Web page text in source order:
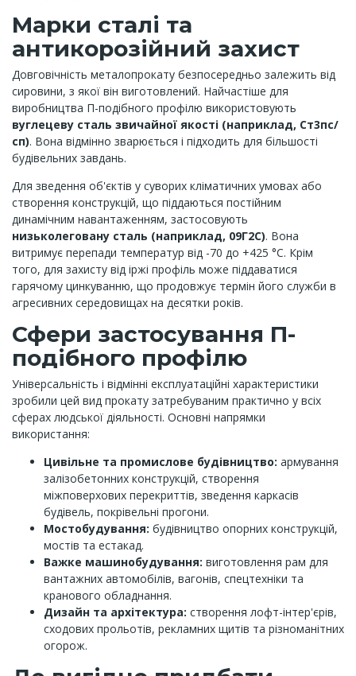
Марки сталі та
антикорозійний захист
Довговічність металопрокату безпосередньо залежить від
сировини, з якої він виготовлений. Найчастіше для
виробництва П-подібного профілю використовують
вуглецеву сталь звичайної якості (наприклад, Ст3пс/
сп). Вона відмінно зварюється і підходить для більшості
будівельних завдань.
Для зведення об'єктів у суворих кліматичних умовах або
створення конструкцій, що піддаються постійним
динамічним навантаженням, застосовують
низьколеговану сталь (наприклад, 09Г2С). Вона
витримує перепади температур від -70 до +425 °C. Крім
того, для захисту від іржі профіль може піддаватися
гарячому цинкуванню, що продовжує термін його служби в
агресивних середовищах на десятки років.
Сфери застосування П-
подібного профілю
Універсальність і відмінні експлуатаційні характеристики
зробили цей вид прокату затребуваним практично у всіх
сферах людської діяльності. Основні напрямки
використання:
Цивільне та промислове будівництво: армування
залізобетонних конструкцій, створення
міжповерхових перекриттів, зведення каркасів
будівель, покрівельні прогони.
Мостобудування: будівництво опорних конструкцій,
мостів та естакад.
Важке машинобудування: виготовлення рам для
вантажних автомобілів, вагонів, спецтехніки та
кранового обладнання.
Дизайн та архітектура: створення лофт-інтер'єрів,
сходових прольотів, рекламних щитів та різноманітних
огорож.